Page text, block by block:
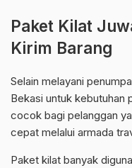
Paket Kilat
Kirim Barang
Selain melayani
Bekasi untuk kebutuhan
cocok bagi pelanggan
cepat melalui armada
Paket kilat banyak